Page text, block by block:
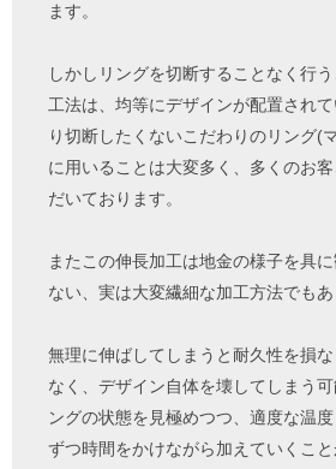
ます。
しかしリングを切断することなく行
工法は、均等にデザインが配置され
り切断したくないこだわりのリング(
に用いることは大変多く、多くのお
だいております。
またこの伸長加工は地金の様子を具
ない、実は大変繊細な加工方法でもあ
無理に伸ばしてしまうと耐久性を損
なく、デザイン自体を壊してしまう
ングの状態を見極めつつ、適度な温
ずつ時間をかけながら加えていくこと